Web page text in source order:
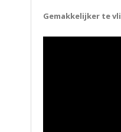
Gemakkelijker te